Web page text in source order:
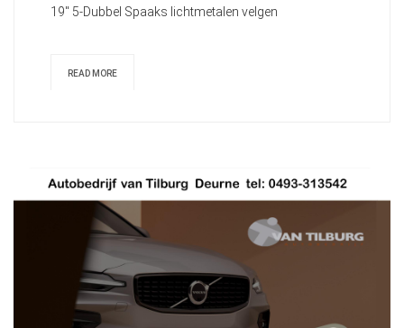
19" 5-Dubbel Spaaks lichtmetalen velgen
READ MORE